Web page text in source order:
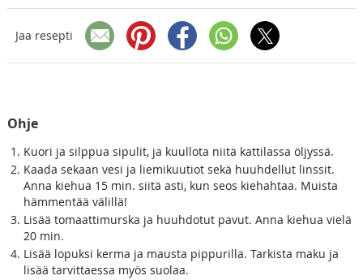
Jaa resepti
Ohje
Kuori ja silppua sipulit, ja kuullota niitä kattilassa öljyssä.
Kaada sekaan vesi ja liemikuutiot sekä huuhdellut linssit.
Anna kiehua 15 min. siitä asti, kun seos kiehahtaa. Muista
hämmentää välillä!
Lisää tomaattimurska ja huuhdotut pavut. Anna kiehua vielä
20 min.
Lisää lopuksi kerma ja mausta pippurilla. Tarkista maku ja
lisää tarvittaessa myös suolaa.